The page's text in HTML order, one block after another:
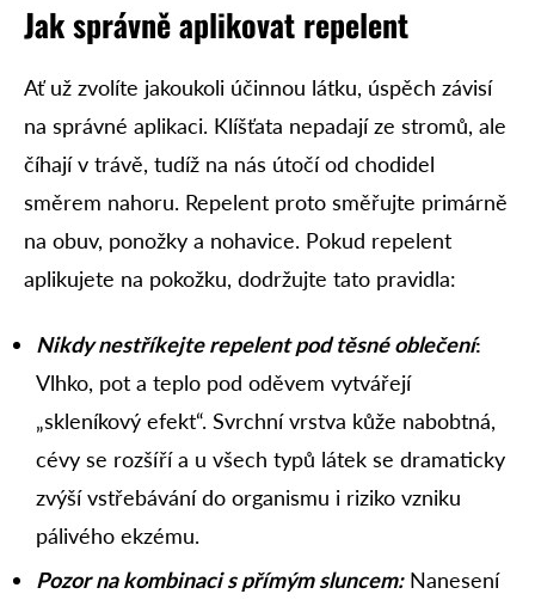
Jaksprávně aplikovat repelent
Ať už zvolíte jakoukoli účinnou látku, úspěch závisí
na správné aplikaci. Klíšťata nepadají ze stromů, ale
číhají v trávě, tudíž na nás útočí od chodidel
směrem nahoru. Repelent proto směřujte primárně
na obuv, ponožky a nohavice. Pokud repelent
aplikujete na pokožku, dodržujte tato pravidla:
Nikdy nestříkejte repelent pod těsné oblečení:
Vlhko, pot a teplo pod oděvem vytvářejí
„skleníkový efekt“. Svrchní vrstva kůže nabobtná,
cévy se rozšíří a u všech typů látek se dramaticky
zvýší vstřebávání do organismu i riziko vzniku
pálivého ekzému.
Pozor na kombinaci s přímým sluncem: Nanesení